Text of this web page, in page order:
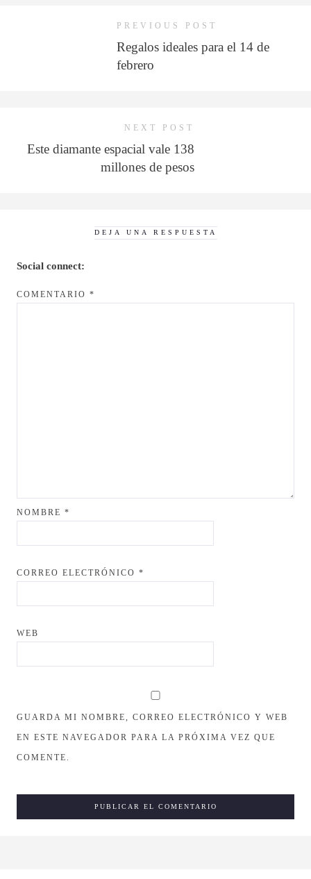
PREVIOUS POST
Regalos ideales para el 14 de
febrero
NEXT POST
Este diamante espacial vale 138
millones de pesos
DEJA UNA RESPUESTA
Social connect:
COMENTARIO *
NOMBRE *
CORREO ELECTRÓNICO *
WEB
GUARDA MI NOMBRE, CORREO ELECTRÓNICO Y WEB
EN ESTE NAVEGADOR PARA LA PRÓXIMA VEZ QUE
COMENTE.